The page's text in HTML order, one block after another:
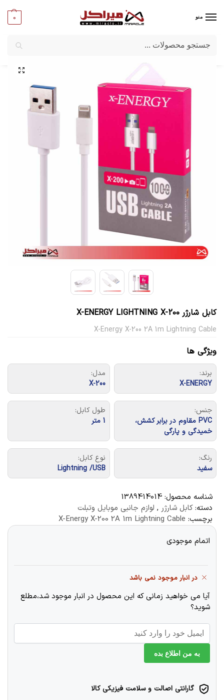
منو 0
میراکل/تبلت و موبایل/لوازم جانبی موبایل وتبلت
کابل شارژر X-ENERGY LIGHTNING X-200
X-Energy X-200 2A 1m Lightning Cable
ویژگی ها
برند:
X-ENERGY
مدل:
X-200
جنس:
PVC مقاوم در برابر کشش،
خمیدگی و پارگی
طول کابل:
1 متر
رنگ:
سفید
نوع کابل:
Lightning /USB
شناسه محصول: 1389414014
دسته:کابل شارژر , لوازم جانبی موبایل وتبلت
برچسب: X-Energy X-200 2A 1m Lightning Cable
اتمام موجودی
در انبار موجود نمی باشد
آیا می خواهید زمانی که این محصول در انبار موجود شد،مطلع
شوید؟
به من اطلاع بده
گارانتی اصالت و سلامت فیزیکی کالا